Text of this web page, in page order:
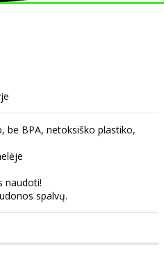
be BPA, netoksiško plastiko,
naudoti!
spalvų.